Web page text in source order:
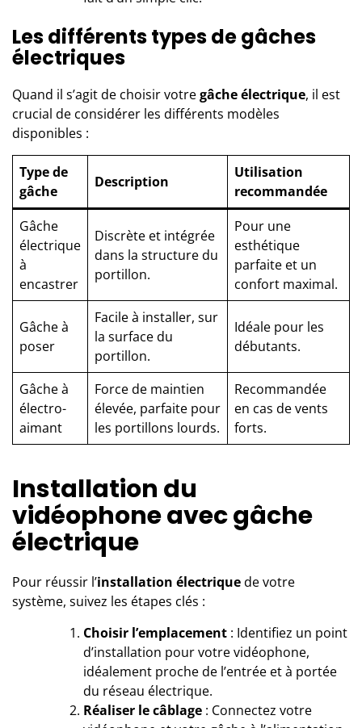
Les différents types de gâches
électriques
Quand il s’agit de choisir votregâche électrique, il est
crucial de considérer les différents modèles
disponibles :
Type de
gâche
Description
Utilisation
recommandée
Gâche
électrique
à
encastrer
Discrète et intégrée
dans la structure du
portillon.
Pour une
esthétique
parfaite et un
confort maximal.
Gâche à
poser
Facile à installer, sur
la surface du
portillon.
Idéale pour les
débutants.
Gâche à
électro-
aimant
Force de maintien
élevée, parfaite pour
les portillons lourds.
Recommandée
en cas de vents
forts.
Installation du
vidéophone avec gâche
électrique
Pour réussir l’installation électriquede votre
système, suivez les étapes clés :
Choisir l’emplacement : Identifiez un point
d’installation pour votre vidéophone,
idéalement proche de l’entrée et à portée
du réseau électrique.
Réaliser le câblage : Connectez votre